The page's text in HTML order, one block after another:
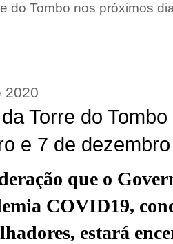
do Tombo nos próximos
2020
Torre do
e 7 de
que o
COVID19,
estará